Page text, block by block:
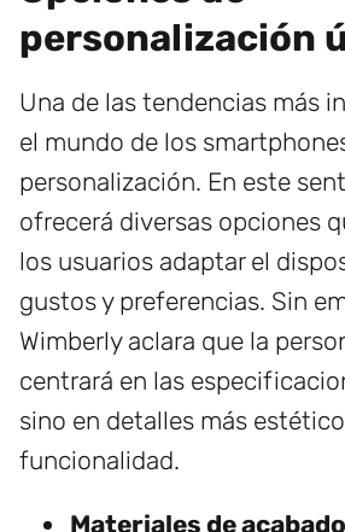
personalización
Una de las tendencias más
el mundo de los
personalización. En este
ofrecerá diversas opciones
los usuarios adaptar el
gustos y preferencias. Sin
Wimberly aclara que la
centrará en las
sino en detalles más
funcionalidad.
Materiales de